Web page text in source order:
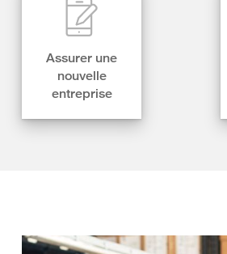
Assurer une
nouvelle
entreprise